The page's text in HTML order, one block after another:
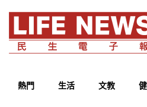
熱門 生活 文教